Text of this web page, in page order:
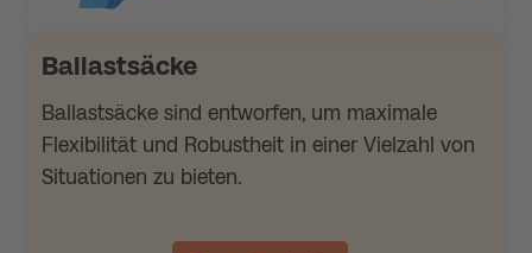
Ballastsäcke
Ballastsäcke sind entworfen, um maximale
Flexibilität und Robustheit in einer Vielzahl von
Situationen zu bieten.